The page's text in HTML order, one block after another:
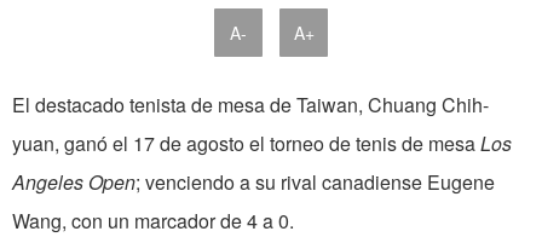
A- A+
El destacado tenista de mesa de Taiwan, Chuang Chih-
yuan, ganó el 17 de agosto el torneo de tenis de mesaLos
Angeles Open; venciendo a su rival canadiense Eugene
Wang, con un marcador de 4 a 0.